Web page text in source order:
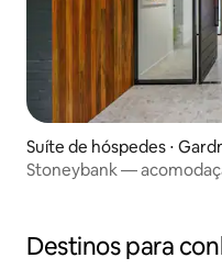
Suíte de hóspedes ⋅
Stoneybank —
Destinos para